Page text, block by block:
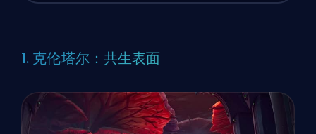
1. 克伦塔尔：共生表面